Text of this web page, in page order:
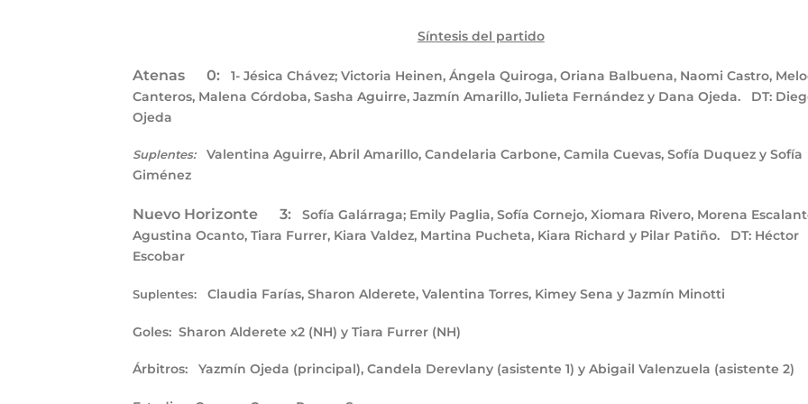
Síntesis del partido
Atenas 0: 1- Jésica Chávez; Victoria Heinen, Ángela Quiroga, Oriana Balbuena, Naomi Castro,
Canteros, Malena Córdoba, Sasha Aguirre, Jazmín Amarillo, Julieta Fernández y Dana Ojeda. DT:
Ojeda
Suplentes:Valentina Aguirre, Abril Amarillo, Candelaria Carbone, Camila Cuevas, Sofía Duquez y Sofía
Giménez
Nuevo Horizonte 3: Sofía Galárraga; Emily Paglia, Sofía Cornejo, Xiomara Rivero, Morena
Agustina Ocanto, Tiara Furrer, Kiara Valdez, Martina Pucheta, Kiara Richard y Pilar Patiño. DT: Héctor
Escobar
Suplentes: Claudia Farías, Sharon Alderete, Valentina Torres, Kimey Sena y Jazmín Minotti
Goles: Sharon Alderete x2 (NH) y Tiara Furrer (NH)
Árbitros: Yazmín Ojeda (principal), Candela Derevlany (asistente 1) y Abigail Valenzuela (asistente 2)